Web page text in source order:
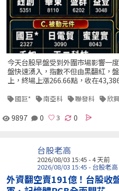
今天台股早盤受到外圍市場影響一
盤快速湧入，指數不但由黑翻紅，
上，終場上漲266.66點，收在
國巨* 南亞科 聯發科 欣
9897 0 0
台股老高
2026/08/03 15:45 - 4 天前
2026/08/03 15:45 - 台股老高
外資翻空賣191億！台股